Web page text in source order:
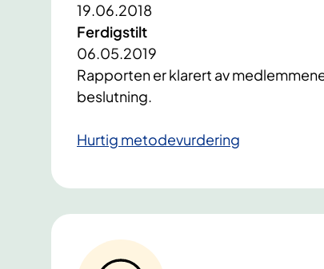
19.06.2018
Ferdigstilt
06.05.2019
​Rapporten er klarert av
beslutning.
Hurtig metodevurdering